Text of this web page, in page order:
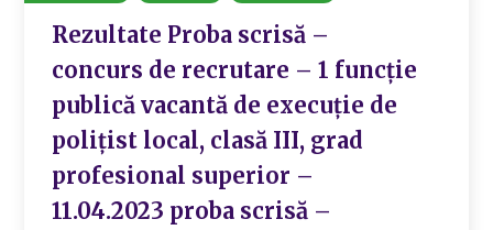
Rezultate Proba scrisă –
concurs de recrutare – 1 funcție
publică vacantă de execuție de
polițist local, clasă III, grad
profesional superior –
11.04.2023 proba scrisă –